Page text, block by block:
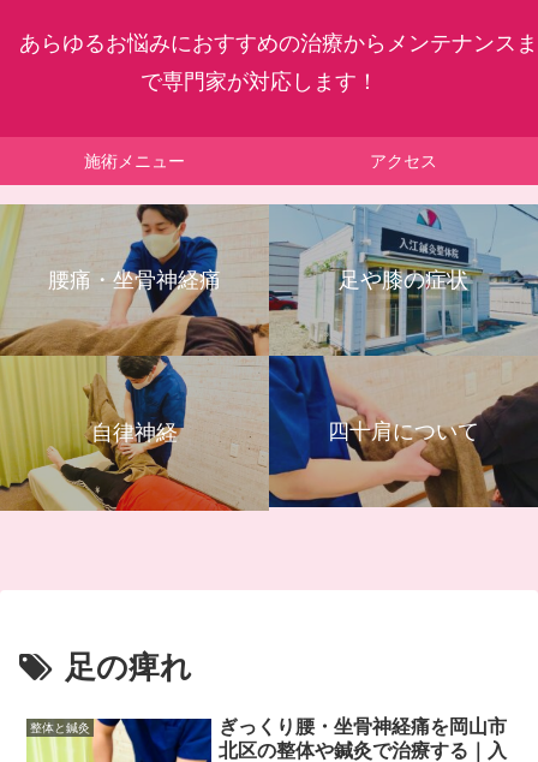
あらゆるお悩みにおすすめの治療からメンテナンスま
で専門家が対応します！
施術メニュー アクセス
腰痛・坐骨神経痛 足や膝の症状
自律神経 四十肩について
足の痺れ
整体と鍼灸
ぎっくり腰・坐骨神経痛を岡山市
北区の整体や鍼灸で治療する｜入